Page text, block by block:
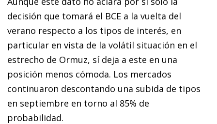
decisión que tomará el BCE a la vuelta del
verano respecto a los tipos de interés, en
particular en vista de la volátil situación en el
estrecho de Ormuz, sí deja a este en una
posición menos cómoda. Los mercados
continuaron descontando una subida de tipos
en septiembre en torno al 85% de
probabilidad.